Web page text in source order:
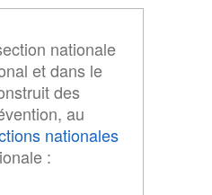
nationale
et dans le
des
au
nationales
: